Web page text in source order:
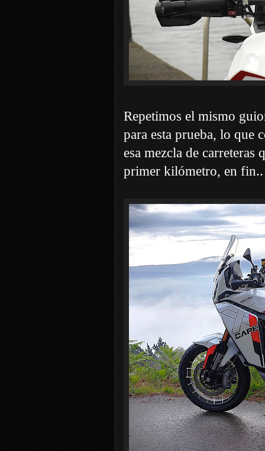
Repetimos el mismo
para esta prueba, lo que
esa mezcla de
primer kilómetro, en fin..